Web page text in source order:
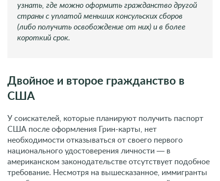
узнать, где можно оформить гражданство другой
страны с уплатой меньших консульских сборов
(либо получить освобождение от них) и в более
короткий срок.
Двойное и второе гражданство в
США
У соискателей, которые планируют получить паспорт
США после оформления Грин-карты, нет
необходимости отказываться от своего первого
национального удостоверения личности ― в
американском законодательстве отсутствует подобное
требование. Несмотря на вышесказанное, иммигранты